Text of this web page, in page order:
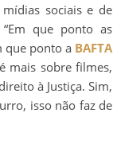
sociais e de
que ponto as
que ponto a BAFTA
mais sobre filmes,
à Justiça. Sim,
isso não faz de